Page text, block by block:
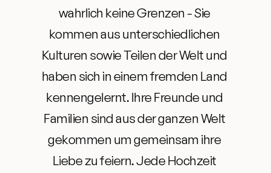
wahrlich keine Grenzen - Sie
kommen aus unterschiedlichen
Kulturen sowie Teilen der Welt und
haben sich in einem fremden Land
kennengelernt. Ihre Freunde und
Familien sind aus der ganzen Welt
gekommen um gemeinsam ihre
Liebe zu feiern. Jede Hochzeit